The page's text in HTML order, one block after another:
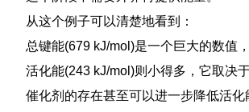
从这个例子可以清楚地看到：
总键能(679 kJ/mol)是一个巨大的数值
活化能(243 kJ/mol)则小得多，它取决
催化剂的存在甚至可以进一步降低活化